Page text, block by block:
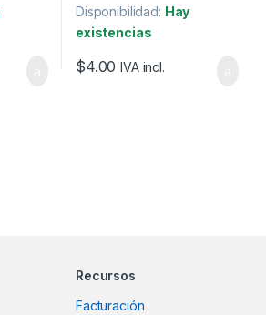
Disponibilidad: Hay
existencias
$4.00 IVA incl.
Recursos
Facturación